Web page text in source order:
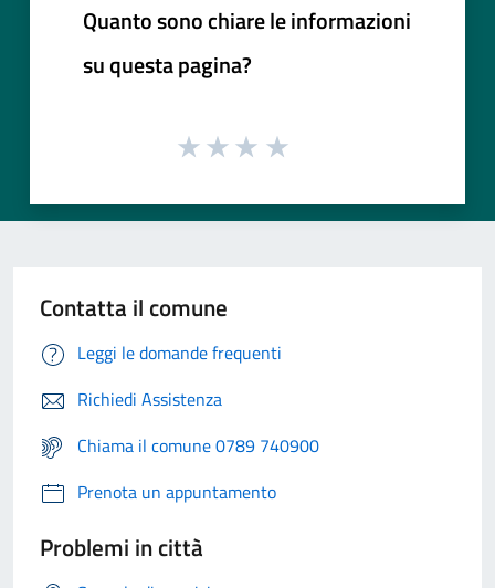
Quanto sono chiare le informazioni
su questa pagina?
Contatta il comune
Leggi le domande frequenti
Richiedi Assistenza
Chiama il comune 0789 740900
Prenota un appuntamento
Problemi in città